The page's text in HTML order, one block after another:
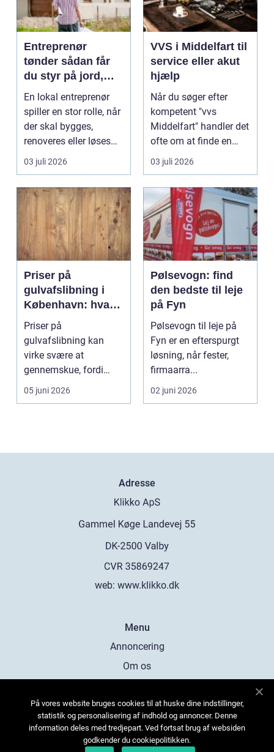
Entreprenør
tønder sådan får
du styr på jord,
dræn og kloak
En lokal entreprenør
spiller en stor rolle, når
der skal bygges,
renoveres eller løses
problemer und...
03 juli 2026
VVS i Middelfart til
service eller akut
hjælp
Når du søger efter
kompetent "vvs
Middelfart" handler det
ofte om at finde en
lokal, fa...
03 juli 2026
Priser på
gulvafslibning i
København: hvad
koster det
egentlig?
Priser på
gulvafslibning kan
virke svære at
gennemskue, fordi
mange faktorer spiller
ind...
05 juni 2026
Pølsevogn: find
den bedste til leje
på Fyn
Pølsevogn til leje på
Fyn er en efterspurgt
løsning, når fester,
firmaarra...
02 juni 2026
Adresse
web: www.klikko.dk
Menu
Annoncering
Om os
Kontakt os
Sitemap
På vores website bruges cookies til at huske dine indstillinger,
statistik og personalisering af indhold og annoncer. Denne
information deles med tredjepart. Ved fortsat brug af websiden
godkender du cookiepolitikken.